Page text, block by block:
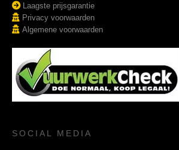
Laagste prijsgarantie
Privacy voorwaarden
Algemene voorwaarden
SOCIAL MEDIA